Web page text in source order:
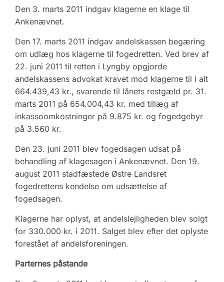
Den 3. marts 2011 indgav klagerne en klage til
Ankenævnet.
Den 17. marts 2011 indgav andelskassen begæring
om udlæg hos klagerne til fogedretten. Ved brev af
22. juni 2011 til retten i Lyngby opgjorde
andelskassens advokat kravet mod klagerne til i alt
664.439,43 kr., svarende til lånets restgæld pr. 31.
marts 2011 på 654.004,43 kr. med tillæg af
inkassoomkostninger på 9.875 kr. og fogedgebyr
på 3.560 kr.
Den 23. juni 2011 blev fogedsagen udsat på
behandling af klagesagen i Ankenævnet. Den 19.
august 2011 stadfæstede Østre Landsret
fogedrettens kendelse om udsættelse af
fogedsagen.
Klagerne har oplyst, at andelslejligheden blev solgt
for 330.000 kr. i 2011. Salget blev efter det oplyste
forestået af andelsforeningen.
Parternes påstande